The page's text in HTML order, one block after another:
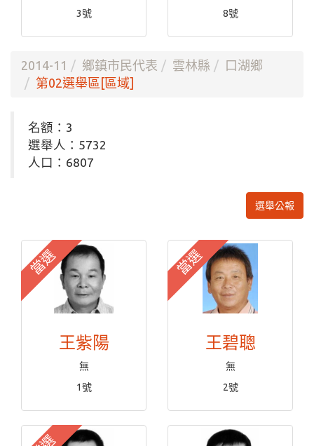
3號
8號
2014-11 鄉鎮市民代表 雲林縣
口湖鄉
第02選舉區[區域]
名額：3
選舉人：5732
人口：6807
選舉公報
當選
王紫陽
無
1號
當選
王碧聰
無
2號